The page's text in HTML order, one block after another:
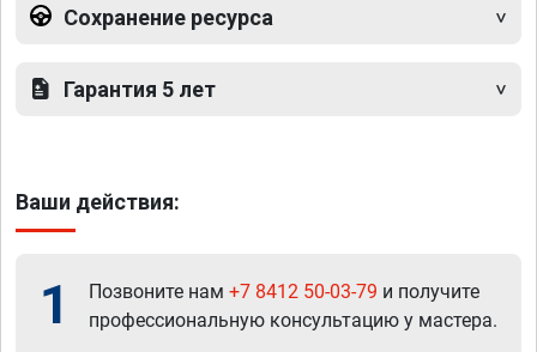
Сохранение ресурса
Гарантия 5 лет
Ваши действия:
1 Позвоните нам +7 8412 50-03-79 и получите
профессиональную консультацию у мастера.